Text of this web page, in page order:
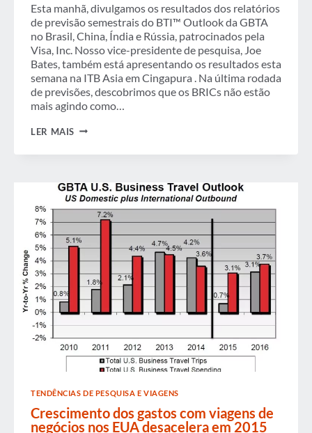
ECONOMIA
Esta manhã, divulgamos os resultados dos relatórios
de previsão semestrais do BTI™ Outlook da GBTA
no Brasil, China, Índia e Rússia, patrocinados pela
Visa, Inc. Nosso vice-presidente de pesquisa, Joe
Bates, também está apresentando os resultados esta
semana na ITB Asia em Cingapura . Na última rodada
de previsões, descobrimos que os BRICs não estão
mais agindo como…
LER MAIS BRICS
BLOCO
PARA
O
CRESCIMENTO
VIAGENS
DE
NEGÓCIOS
TENDÊNCIAS DE PESQUISA E VIAGENS
Crescimento dos gastos com viagens de
negócios nos EUA desacelera em 2015